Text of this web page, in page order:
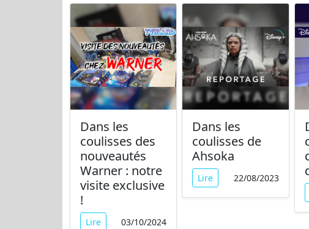
Dans les
coulisses des
nouveautés
Warner : notre
visite exclusive
!
Lire 03/10/2024
Dans les
coulisses de
Ahsoka
Lire 22/08/2023